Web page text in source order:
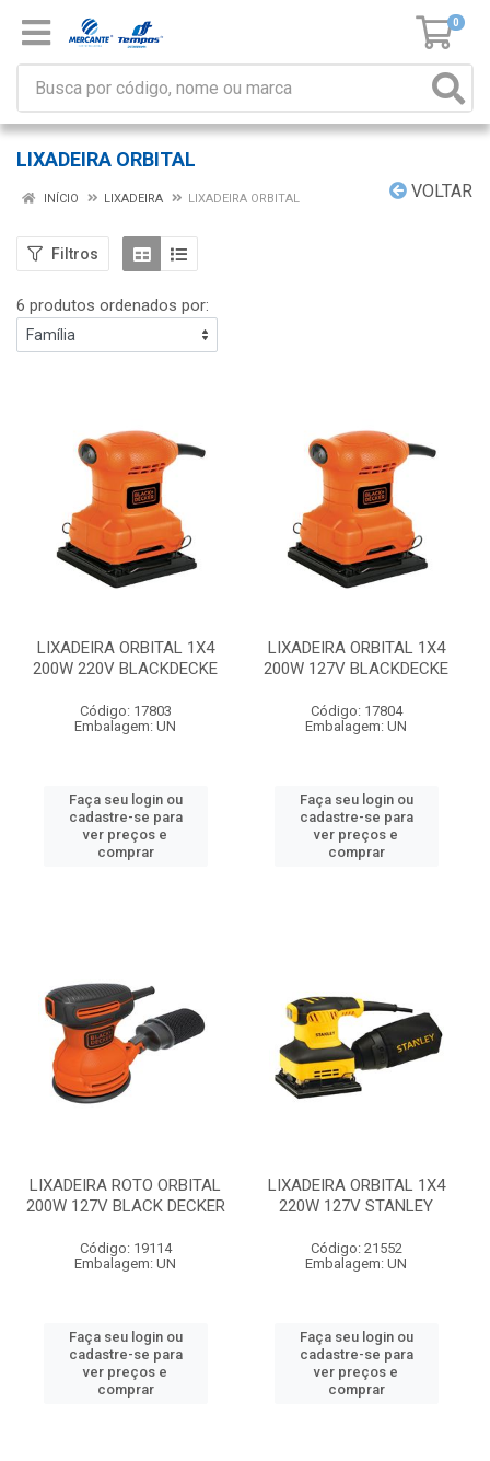
0
LIXADEIRA ORBITAL
VOLTAR
INÍCIO LIXADEIRA LIXADEIRA ORBITAL
Filtros
6 produtos ordenados por:
LIXADEIRA ORBITAL 1X4
200W 220V BLACKDECKE
Código: 17803
Embalagem: UN
Faça seu login ou
cadastre-se para
ver preços e
comprar
LIXADEIRA ORBITAL 1X4
200W 127V BLACKDECKE
Código: 17804
Embalagem: UN
Faça seu login ou
cadastre-se para
ver preços e
comprar
LIXADEIRA ROTO ORBITAL
200W 127V BLACK DECKER
Código: 19114
Embalagem: UN
Faça seu login ou
cadastre-se para
ver preços e
comprar
LIXADEIRA ORBITAL 1X4
220W 127V STANLEY
Código: 21552
Embalagem: UN
Faça seu login ou
cadastre-se para
ver preços e
comprar